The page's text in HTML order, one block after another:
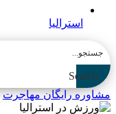
استرالیا
Search
مشاوره رایگان مهاجرت